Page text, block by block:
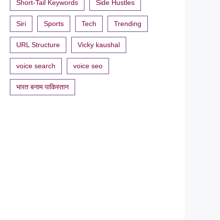
Short-Tail Keywords Side Hustles
Siri Sports Tech Trending
URL Structure Vicky kaushal
voice search voice seo
भारत बनाम पाकिस्तान